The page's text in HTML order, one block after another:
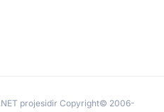
projesidir Copyright© 2006-